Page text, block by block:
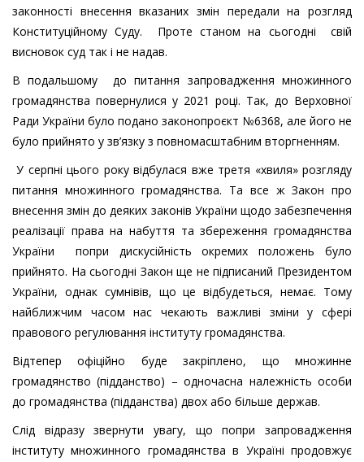
законності внесення вказаних змін передали на розгляд
Конституційному Суду. Проте станом на сьогодні свій
висновок суд так і не надав.
В подальшому до питання запровадження множинного
громадянства повернулися у 2021 році. Так, до Верховної
Ради України було подано законопроєкт №6368, але його не
було прийнято у зв’язку з повномасштабним вторгненням.
У серпні цього року відбулася вже третя «хвиля» розгляду
питання множинного громадянства. Та все ж Закон про
внесення змін до деяких законів України щодо забезпечення
реалізації права на набуття та збереження громадянства
України попри дискусійність окремих положень було
прийнято. На сьогодні Закон ще не підписаний Президентом
України, однак сумнівів, що це відбудеться, немає. Тому
найближчим часом нас чекають важливі зміни у сфері
правового регулювання інституту громадянства.
Відтепер офіційно буде закріплено, що множинне
громадянство (підданство) – одночасна належність особи
до громадянства (підданства) двох або більше держав.
Слід відразу звернути увагу, що попри запровадження
інституту множинного громадянства в Україні продовжує